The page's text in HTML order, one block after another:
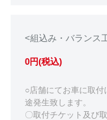
<組込み・バランス
0円(税込)
○店舗にてお車に取
途発生致します。
〇取付チケット及び